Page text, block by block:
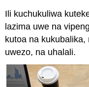
Ili kuchukuliwa
lazima uwe na
kutoa na
uwezo, na uhalali.